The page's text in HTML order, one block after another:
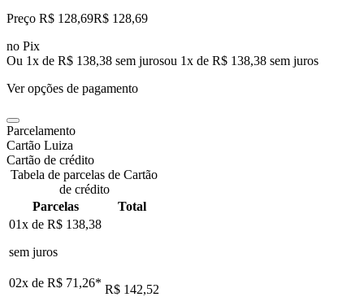
Preço R$ 128,69R$ 128,69
no Pix
Ou 1x de R$ 138,38 sem jurosou 1x de R$ 138,38 sem juros
Ver opções de pagamento
Parcelamento
Cartão Luiza
Cartão de crédito
Tabela de parcelas de Cartão
de crédito
Parcelas
Total
01x de R$ 138,38
sem juros
02x de R$ 71,26* R$ 142,52